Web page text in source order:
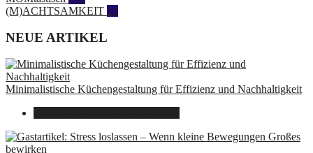
(M)ACHTSAMKEIT 28
NEUE ARTIKEL
Minimalistische Küchengestaltung für Effizienz und Nachhaltigkeit